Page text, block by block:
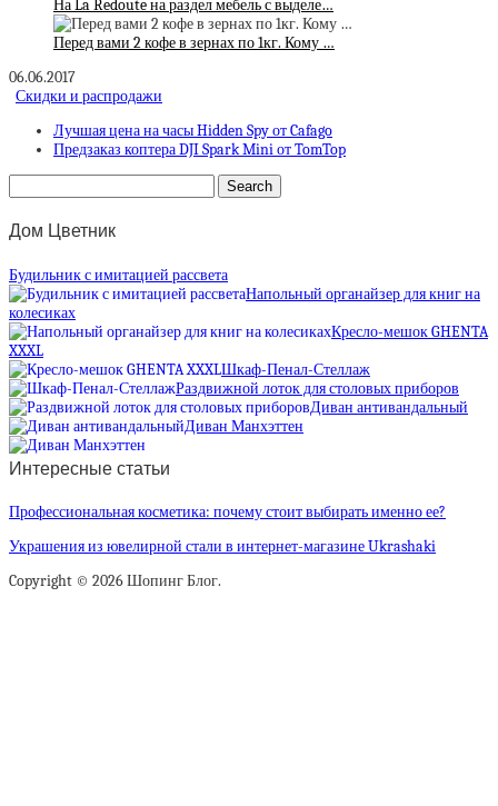
На La Redoute на раздел мебель с выделе…
Перед вами 2 кофе в зернах по 1кг. Кому …
06.06.2017
Скидки и распродажи
Лучшая цена на часы Hidden Spy от Cafago
Предзаказ коптера DJI Spark Mini от TomTop
Дом Цветник
Будильник с имитацией рассвета
Напольный органайзер для книг на
колесиках
Кресло-мешок GHENTA
XXXL
Шкаф-Пенал-Стеллаж
Раздвижной лоток для столовых приборов
Диван антивандальный
Диван Манхэттен
Интересные статьи
Профессиональная косметика: почему стоит выбирать именно ее?
Украшения из ювелирной стали в интернет-магазине Ukrashaki
Copyright © 2026 Шопинг Блог.